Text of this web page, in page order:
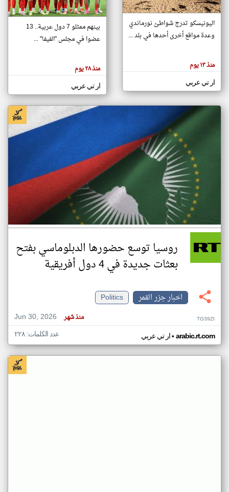
تغيير الدولة
اخبار جزر القمر على مدار الساعة
أهم اخبار جزر القمر العاجلة والمباشرة
هنا عن
وجهة
كاتبيها.
اليونيسكو تدرج شواطئ نورماندي
وعدة مواقع أخرى أحدها في بلد ...
منذ ١٣ يوم
ار تي عربي
بينهم ممثلو 7 دول عربية.. 13
عضوا في مجلس "الفيفا" ...
منذ ٢٨ يوم
ار تي عربي
روسيا توسع حضورها الدبلوماسي بفتح
بعثات جديدة في 4 دول أفريقية
اخبار جزر القمر
Politics
Jun 30, 2026
منذ شهر TG39ZI
ار تي عربي• arabic.rt.com عدد الكلمات: ٢٢٨
klyoum.com